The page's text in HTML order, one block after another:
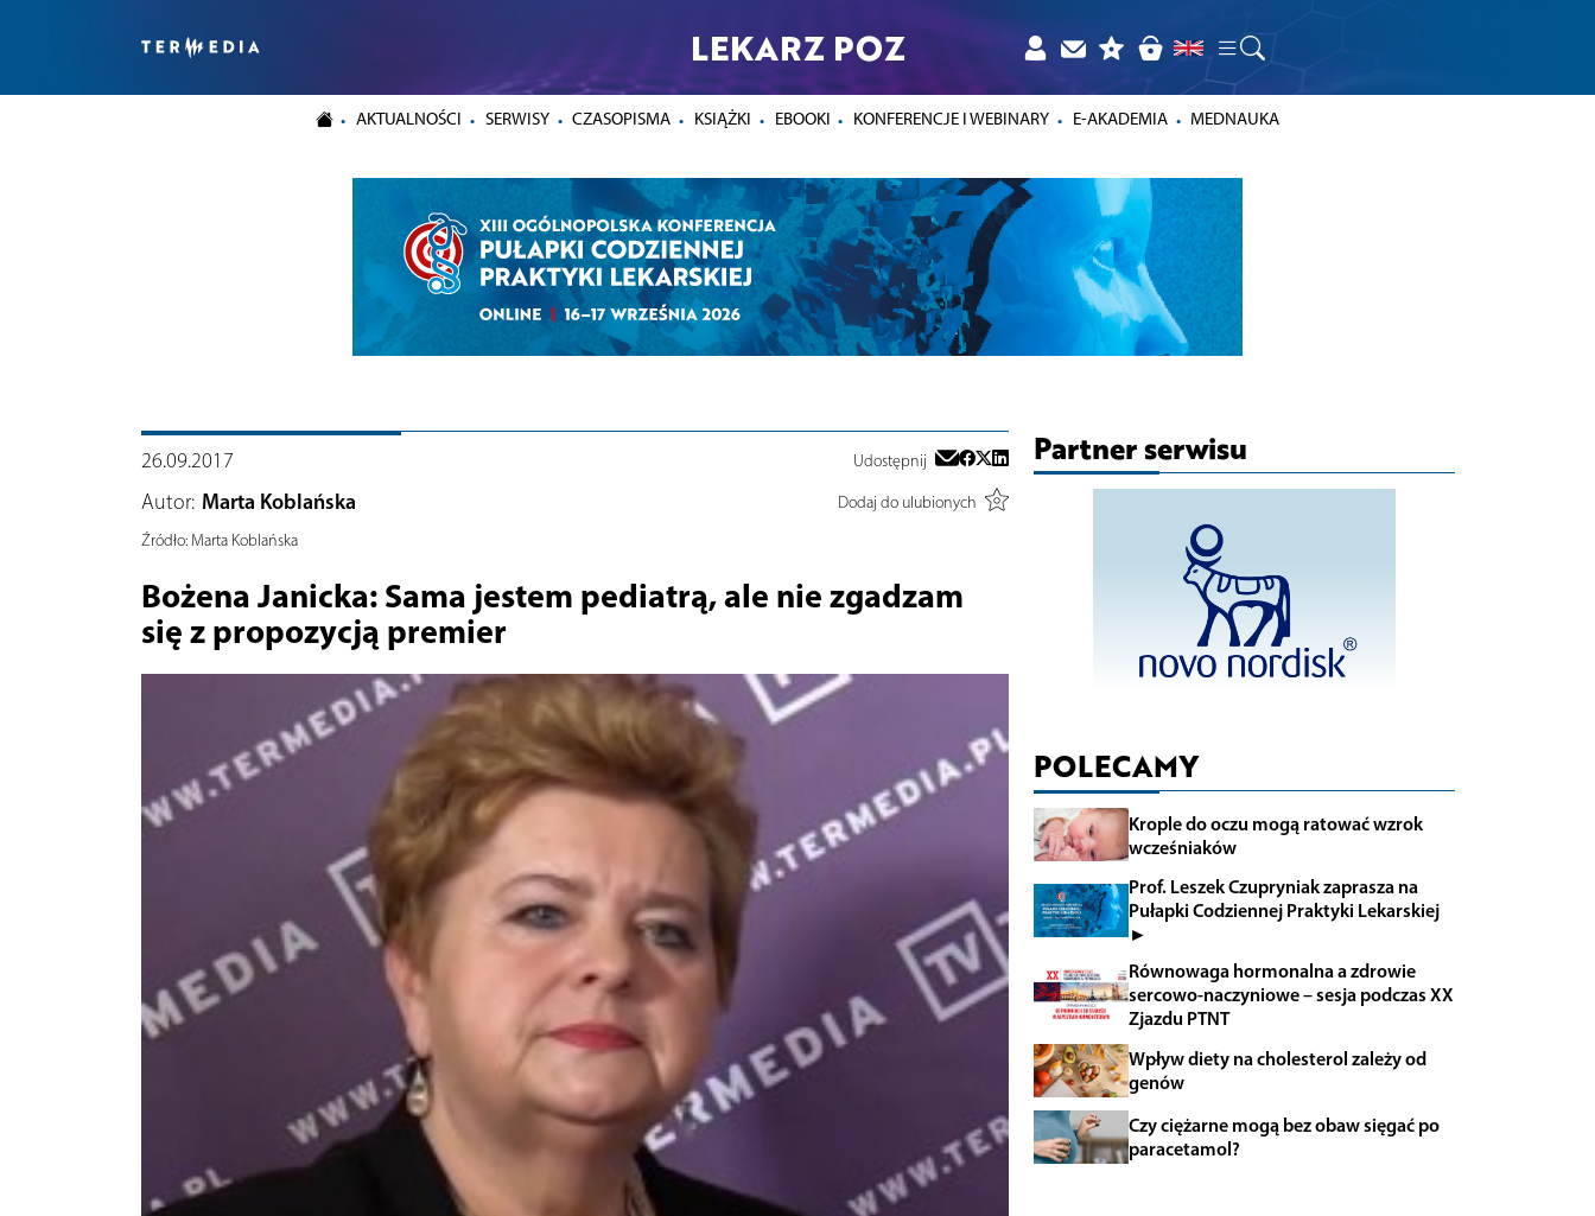
LEKARZ POZ
AKTUALNOŚCI SERWISY CZASOPISMA KSIĄŻKI EBOOKI KONFERENCJE I WEBINARY E-AKADEMIA MEDNAUKA
26.09.2017 Udostępnij
Autor: Marta Koblańska
Dodaj do ulubionych
Źródło:Marta Koblańska
Bożena Janicka: Sama jestem pediatrą, ale nie zgadzam
się z propozycją premier
Partner serwisu
POLECAMY
Krople do oczu mogą ratować wzrok
wcześniaków
Prof. Leszek Czupryniak zaprasza na
Pułapki Codziennej Praktyki Lekarskiej
►
Równowaga hormonalna a zdrowie
sercowo-naczyniowe – sesja podczas XX
Zjazdu PTNT
Wpływ diety na cholesterol zależy od
genów
Czy ciężarne mogą bez obaw sięgać po
paracetamol?